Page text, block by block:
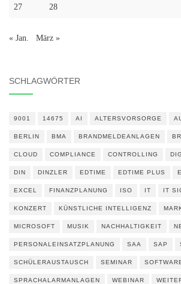
27 28
« Jan. März »
SCHLAGWÖRTER
9001 14675 AI ALTERSVORSORGE
BERLIN BMA BRANDMELDEANLAGEN
CLOUD COMPLIANCE CONTROLLING
DIN DINZLER EDTIME EDTIME PLUS
EXCEL FINANZPLANUNG ISO IT IT
KONZERT KÜNSTLICHE INTELLIGENZ
MICROSOFT MUSIK NACHHALTIGKEIT
PERSONALEINSATZPLANUNG SAA SAP
SCHÜLERAUSTAUSCH SEMINAR
SPRACHALARMANLAGEN WEBINAR